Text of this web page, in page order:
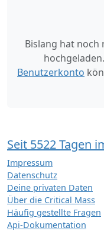
Bislang hat noch
Benutzerkonto
Seit 5522 Tagen
Impressum
Datenschutz
Deine privaten Daten
Über die Critical Mass
Häufig gestellte Fragen
Api-Dokumentation